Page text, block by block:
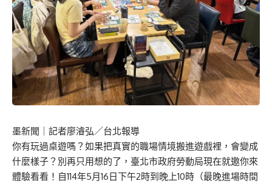
墨新聞 ｜記者廖濬弘／台北報導
你有玩過桌遊嗎？如果把真實的職場情境搬進遊戲裡，會變成
什麼樣子？別再只用想的了，臺北市政府勞動局現在就邀你來
體驗看看！自114年5月16日下午2時到晚上10時（最晚進場時間